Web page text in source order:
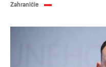
Zahraničie